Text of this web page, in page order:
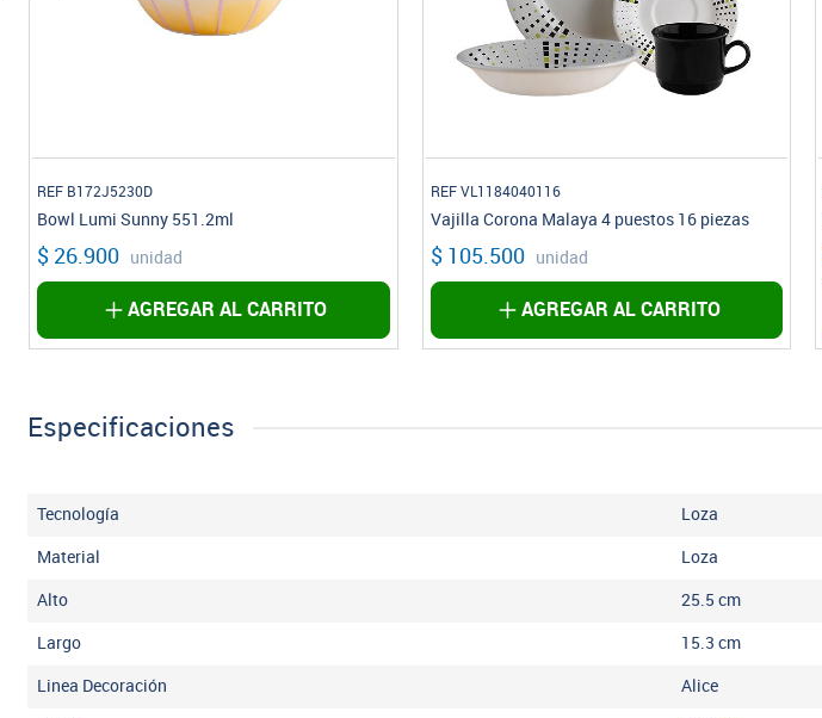
REF B172J5230D
Bowl Lumi Sunny 551.2ml
$ 26.900 unidad
AGREGAR AL CARRITO
REF VL1184040116
Vajilla Corona Malaya 4 puestos 16 piezas
$ 105.500 unidad
AGREGAR AL CARRITO
Especificaciones
Tecnología Loza
Material Loza
Alto 25.5 cm
Largo 15.3 cm
Linea Decoración Alice